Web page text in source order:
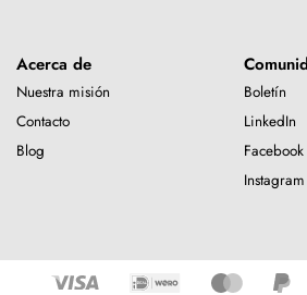
Acerca de
Nuestra misión
Contacto
Blog
Boletín
LinkedIn
Facebook
Instagram